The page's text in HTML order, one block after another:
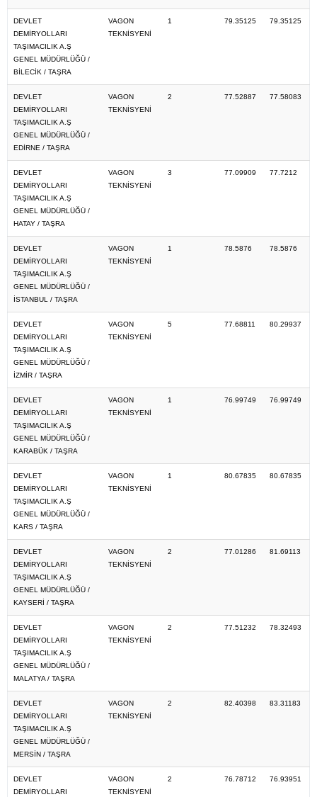
DEVLET
DEMİRYOLLARI
TAŞIMACILIK A.Ş
GENEL MÜDÜRLÜĞÜ /
BİLECİK / TAŞRA
VAGON
TEKNİSYENİ
1 79.35125 79.35125
DEVLET
DEMİRYOLLARI
TAŞIMACILIK A.Ş
GENEL MÜDÜRLÜĞÜ /
EDİRNE / TAŞRA
VAGON
TEKNİSYENİ
2 77.52887 77.58083
DEVLET
DEMİRYOLLARI
TAŞIMACILIK A.Ş
GENEL MÜDÜRLÜĞÜ /
HATAY / TAŞRA
VAGON
TEKNİSYENİ
3 77.09909 77.7212
DEVLET
DEMİRYOLLARI
TAŞIMACILIK A.Ş
GENEL MÜDÜRLÜĞÜ /
İSTANBUL / TAŞRA
VAGON
TEKNİSYENİ
1 78.5876 78.5876
DEVLET
DEMİRYOLLARI
TAŞIMACILIK A.Ş
GENEL MÜDÜRLÜĞÜ /
İZMİR / TAŞRA
VAGON
TEKNİSYENİ
5 77.68811 80.29937
DEVLET
DEMİRYOLLARI
TAŞIMACILIK A.Ş
GENEL MÜDÜRLÜĞÜ /
KARABÜK / TAŞRA
VAGON
TEKNİSYENİ
1 76.99749 76.99749
DEVLET
DEMİRYOLLARI
TAŞIMACILIK A.Ş
GENEL MÜDÜRLÜĞÜ /
KARS / TAŞRA
VAGON
TEKNİSYENİ
1 80.67835 80.67835
DEVLET
DEMİRYOLLARI
TAŞIMACILIK A.Ş
GENEL MÜDÜRLÜĞÜ /
KAYSERİ / TAŞRA
VAGON
TEKNİSYENİ
2 77.01286 81.69113
DEVLET
DEMİRYOLLARI
TAŞIMACILIK A.Ş
GENEL MÜDÜRLÜĞÜ /
MALATYA / TAŞRA
VAGON
TEKNİSYENİ
2 77.51232 78.32493
DEVLET
DEMİRYOLLARI
TAŞIMACILIK A.Ş
GENEL MÜDÜRLÜĞÜ /
MERSİN / TAŞRA
VAGON
TEKNİSYENİ
2 82.40398 83.31183
DEVLET
DEMİRYOLLARI
VAGON
TEKNİSYENİ
2 76.78712 76.93951